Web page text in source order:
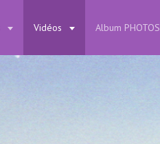
Vidéos Album PHOTOS